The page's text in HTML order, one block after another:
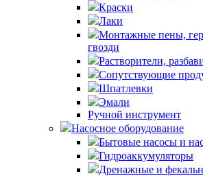
Краски
Лаки
Монтажные пены,
гвозди
Растворители,
Сопутствующие
Шпатлевки
Эмали
Ручной инструмент
Насосное оборудование
Бытовые насосы и
Гидроаккумуляторы
Дренажные и